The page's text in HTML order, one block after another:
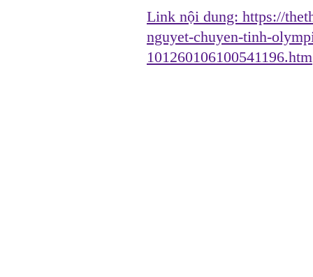
Link nội dung: https://
nguyet-chuyen-tinh-
101260106100541196.htm